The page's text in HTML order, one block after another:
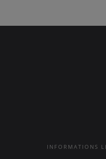
INFORMATIONS